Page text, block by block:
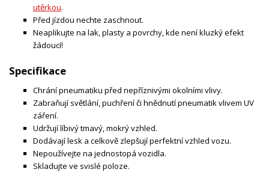
utěrkou.
Před jízdou nechte zaschnout.
Neaplikujte na lak, plasty a povrchy, kde není kluzký efekt
žádoucí!
Specifikace
Chrání pneumatiku před nepříznivými okolními vlivy.
Zabraňují světlání, puchření či hnědnutí pneumatik vlivem UV
záření.
Udržují líbivý tmavý, mokrý vzhled.
Dodávají lesk a celkově zlepšují perfektní vzhled vozu.
Nepoužívejte na jednostopá vozidla.
Skladujte ve svislé poloze.